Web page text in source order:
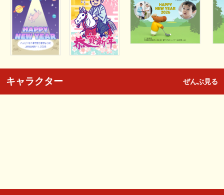
キャラクター ぜんぶ見る